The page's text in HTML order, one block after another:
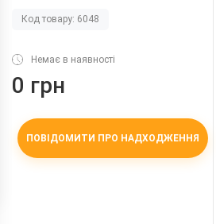
Код товару: 6048
Немає в наявності
0 грн
ПОВІДОМИТИ ПРО НАДХОДЖЕННЯ